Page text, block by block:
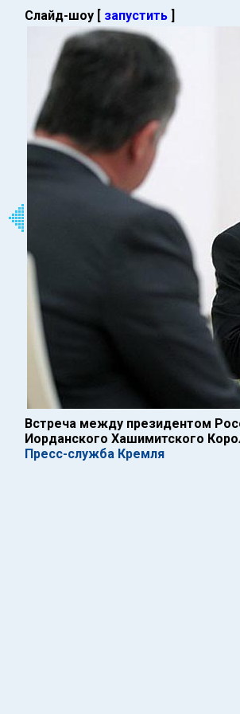
Слайд-шоу [ запустить ]
Встреча между президентом
Иорданского Хашимитского
Пресс-служба Кремля